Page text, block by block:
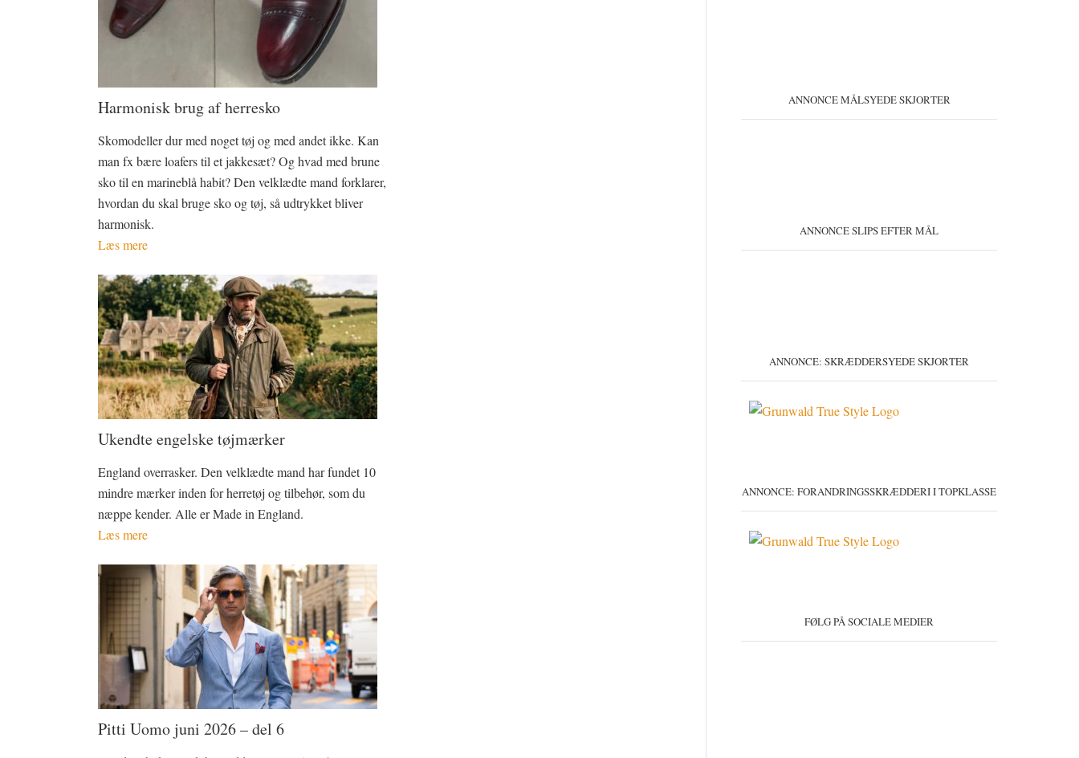
Harmonisk brug af herresko
Skomodeller dur med noget tøj og med andet ikke. Kan
man fx bære loafers til et jakkesæt? Og hvad med brune
sko til en marineblå habit? Den velklædte mand forklarer,
hvordan du skal bruge sko og tøj, så udtrykket bliver
harmonisk.
Læs mere
Ukendte engelske tøjmærker
England overrasker. Den velklædte mand har fundet 10
mindre mærker inden for herretøj og tilbehør, som du
næppe kender. Alle er Made in England.
Læs mere
Pitti Uomo juni 2026 – del 6
ANNONCE MÅLSYEDE SKJORTER
ANNONCE SLIPS EFTER MÅL
ANNONCE: SKRÆDDERSYEDE SKJORTER
ANNONCE: FORANDRINGSSKRÆDDERI I TOPKLASSE
FØLG PÅ SOCIALE MEDIER